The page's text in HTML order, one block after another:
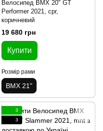
Велосипед BMX 20" GT
Performer 2021, cpr,
коричневий
19 680 грн
Купити
Розмір рами
BMX 21"
3
3